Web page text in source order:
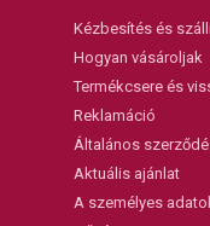
Kézbesítés és
Hogyan vásároljak
Termékcsere és
Reklamáció
Általános
Aktuális ajánlat
A személyes